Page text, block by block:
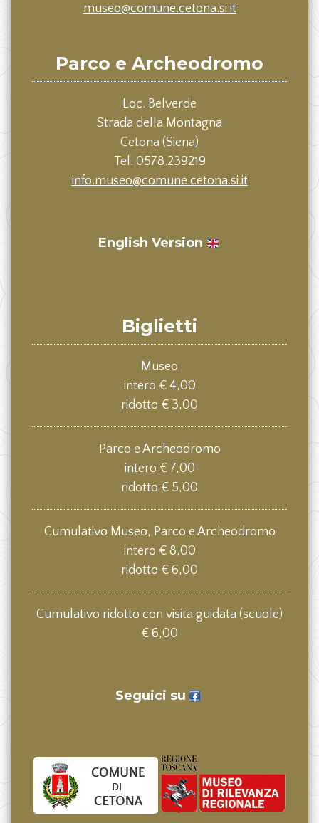
museo@comune.cetona.si.it
Parco e Archeodromo
Loc. Belverde
Strada della Montagna
Cetona (Siena)
Tel. 0578.239219
info.museo@comune.cetona.si.it
English Version
Biglietti
Museo
intero € 4,00
ridotto € 3,00
Parco e Archeodromo
intero € 7,00
ridotto € 5,00
Cumulativo Museo, Parco e Archeodromo
intero € 8,00
ridotto € 6,00
Cumulativo ridotto con visita guidata (scuole)
€ 6,00
Seguici su